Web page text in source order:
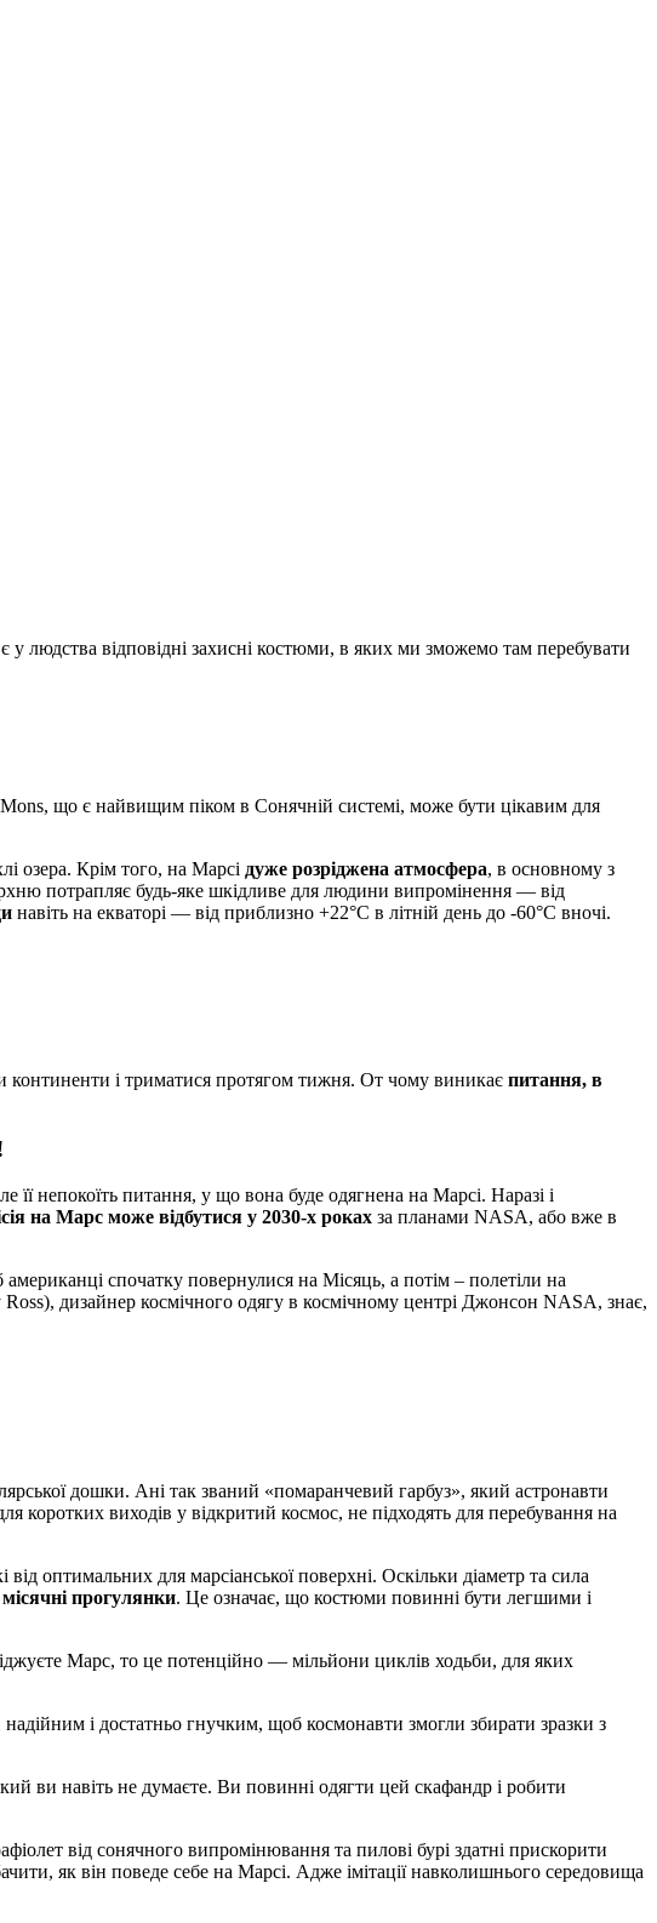
відповідні захисні костюми, в яких ми зможемо там перебувати
що є найвищим піком в Сонячній системі, може бути цікавим для
озера. Крім того, на Марсі дуже розріджена атмосфера, в основному з
потрапляє будь-яке шкідливе для людини випромінення — від
навіть на екваторі — від приблизно +22°С в літній день до -60°С вночі.
і триматися протягом тижня. От чому виникає питання, в
непокоїть питання, у що вона буде одягнена на Марсі. Наразі і
на Марс може відбутися у 2030-х роках за планами NASA, або вже в
спочатку повернулися на Місяць, а потім – полетіли на
дизайнер космічного одягу в космічному центрі Джонсон NASA, знає,
дошки. Ані так званий «помаранчевий гарбуз», який астронавти
виходів у відкритий космос, не підходять для перебування на
оптимальних для марсіанської поверхні. Оскільки діаметр та сила
прогулянки. Це означає, що костюми повинні бути легшими і
Марс, то це потенційно — мільйони циклів ходьби, для яких
і достатньо гнучким, щоб космонавти змогли збирати зразки з
ви навіть не думаєте. Ви повинні одягти цей скафандр і робити
від сонячного випромінювання та пилові бурі здатні прискорити
як він поведе себе на Марсі. Адже імітації навколишнього середовища